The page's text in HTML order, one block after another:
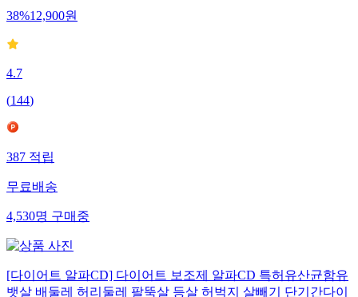
38%12,900원
4.7
(144)
387적립
무료배송
4,530명구매중
[다이어트 알파CD] 다이어트 보조제 알파CD 특허유산균함유